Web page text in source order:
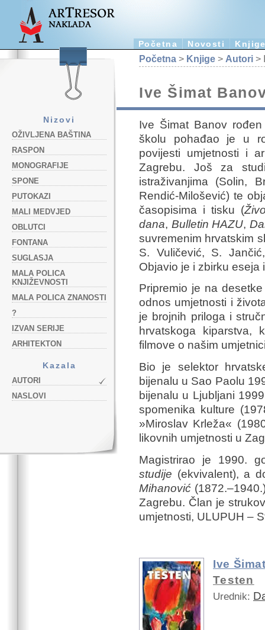
Početna Novosti
Nizovi
OŽIVLJENA BAŠTINA
RASPON
MONOGRAFIJE
SPONE
PUTOKAZI
MALI MEDVJED
OBLUTCI
FONTANA
SUGLASJA
MALA POLICA
KNJIŽEVNOSTI
MALA POLICA ZNANOSTI
?
IZVAN SERIJE
ARHITEKTON
Kazala
AUTORI
NASLOVI
Početna > Knjige > Autori >
Ive Šimat
Ive Šimat Banov
školu pohađao je u
povijesti umjetnosti i
Zagrebu. Još za
istraživanjima (Solin,
Rendić-Milošević) te
časopisima i tisku (
dana, Bulletin HAZU,
suvremenim hrvatskim
S. Vuličević, S.
Objavio je i zbirku eseja
Pripremio je na
odnos umjetnosti i
je brojnih priloga i
hrvatskoga
filmove o našim
Bio je selektor
bijenalu u Sao Paolu
bijenalu u Ljubljani
spomenika kulture
»Miroslav Krleža«
likovnih umjetnosti u
Magistrirao je 1990.
studije (ekvivalent), a
Mihanović
Zagrebu. Član je
umjetnosti, ULUPUH –
Ive
Testen
Urednik: